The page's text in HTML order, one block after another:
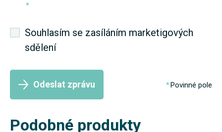
*
Souhlasím se zasíláním marketigových
sdělení
Odeslat zprávu Povinné pole
Podobné produkty